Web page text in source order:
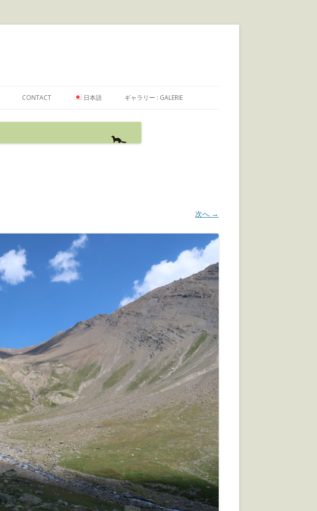
CONTACT 日本語
FRANÇAIS
ギャラリー : GALERIE
次へ →